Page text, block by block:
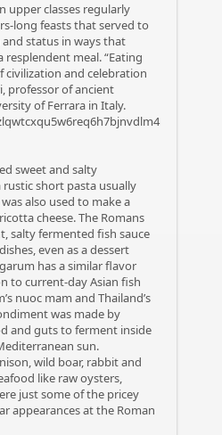
upper classes regularly
long feasts that served to
status in ways that
meal. “Eating
civilization and celebration
professor of ancient
of Ferrara in Italy.
sweet and salty
rustic short pasta usually
also used to make a
cheese. The Romans
salty fermented fish sauce
even as a dessert
has a similar flavor
to current-day Asian fish
nuoc mam and Thailand’s
was made by
and guts to ferment inside
sun.
wild boar, rabbit and
like raw oysters,
just some of the pricey
appearances at the Roman